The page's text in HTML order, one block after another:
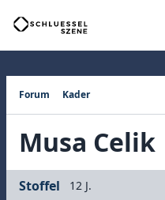
Forum Kader
Musa Celik
Stoffel 12 J.